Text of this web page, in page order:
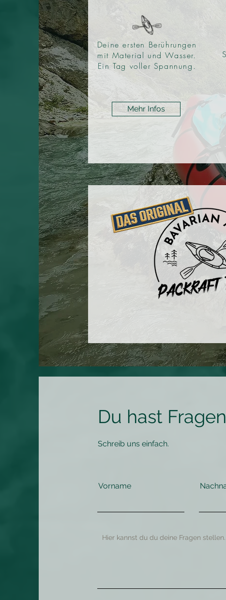
Deine ersten Berührungen
mit Material und Wasser.
Ein Tag voller Spannung.
Mehr Infos
Du hast
Schreib uns einfach.
Vorname